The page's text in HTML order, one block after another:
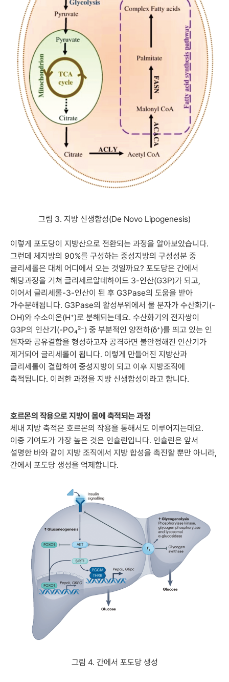
그림 3. 지방 신생합성(De Novo Lipogenesis)
이렇게 포도당이 지방산으로 전환되는 과정을 알아보았습니다.
그런데 체지방의 90%를 구성하는 중성지방의 구성성분 중
글리세롤은 대체 어디에서 오는 것일까요? 포도당은 간에서
해당과정을 거쳐 글리세르알데하이드 3-인산(G3P)가 되고,
이어서 글리세롤-3-인산이 된 후 G3Pase의 도움을 받아
가수분해됩니다. G3Pase의 활성부위에서 물 분자가 수산화기(-
OH)와 수소이온(H⁺)로 분해되는데요. 수산화기의 전자쌍이
G3P의 인산기(-PO₄²⁻) 중 부분적인 양전하(δ⁺)를 띄고 있는 인
원자와 공유결합을 형성하고자 공격하면 불안정해진 인산기가
제거되어 글리세롤이 됩니다. 이렇게 만들어진 지방산과
글리세롤이 결합하여 중성지방이 되고 이후 지방조직에
축적됩니다. 이러한 과정을 지방 신생합성이라고 합니다.
호르몬의 작용으로 지방이 몸에 축적되는 과정
체내 지방 축적은 호르몬의 작용을 통해서도 이루어지는데요.
이중 기여도가 가장 높은 것은 인슐린입니다. 인슐린은 앞서
설명한 바와 같이 지방 조직에서 지방 합성을 촉진할 뿐만 아니라,
간에서 포도당 생성을 억제합니다.
그림 4. 간에서 포도당 생성